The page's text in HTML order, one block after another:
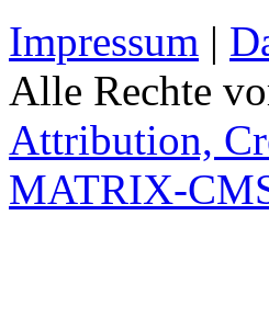
Impressum |
Alle Rechte
Attribution,
MATRIX-